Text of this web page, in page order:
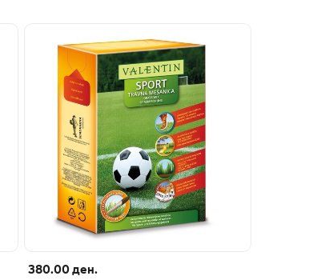
380.00 ден.